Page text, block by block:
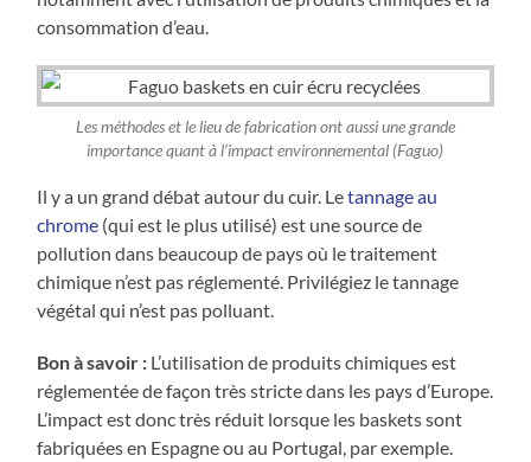
consommation d’eau.
Les méthodes et le lieu de fabrication ont aussi une grande
importance quant à l’impact environnemental (Faguo)
Il y a un grand débat autour du cuir. Letannage au
chrome (qui est le plus utilisé) est une source de
pollution dans beaucoup de pays où le traitement
chimique n’est pas réglementé. Privilégiez le tannage
végétal qui n’est pas polluant.
Bon à savoir : L’utilisation de produits chimiques est
réglementée de façon très stricte dans les pays d’Europe.
L’impact est donc très réduit lorsque les baskets sont
fabriquées en Espagne ou au Portugal, par exemple.